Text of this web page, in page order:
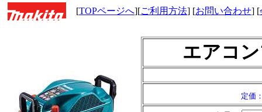
エアコ
定価
[TOPページへ][ご利用方法] [お問い合わせ] [